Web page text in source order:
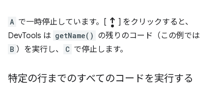
A で一時停止しています。[ step_out ] をクリックすると、
DevTools は getName() の残りのコード（この例では
B ）を実行し、 C で停止します。
特定の行までのすべてのコードを実行する